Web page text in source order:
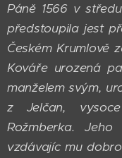
Páně 1566 v
předstoupila jest
Českém Krumlově
Kováře urozená
manželem svým,
z Jelčan,
Rožmberka.
vzdávajíc mu